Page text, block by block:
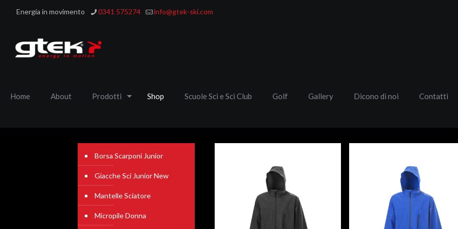
Energia in movimento 0341 575274 info@gtek-ski.com
Home About Prodotti Shop Scuole Sci e Sci Club Golf Gallery Dicono di noi Contatti
Borsa Scarponi Junior
Giacche Sci Junior New
Mantelle Sciatore
Micropile Donna